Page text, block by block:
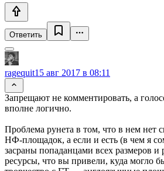
Ответить
ragequit15 авг 2017 в 08:11
Запрещают не комментировать, а
вполне логично.
Проблема рунета в том, что в нем нет
НФ-площадок, а если и есть (в чем я
засраны попаданцами всех размеров и
ресурсы, что вы привели, куда могло